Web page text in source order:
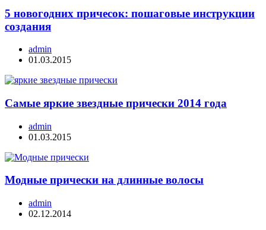
5 новогодних причесок: пошаговые инструкции
создания
admin
01.03.2015
Самые яркие звездные прически 2014 года
admin
01.03.2015
Модные прически на длинные волосы
admin
02.12.2014